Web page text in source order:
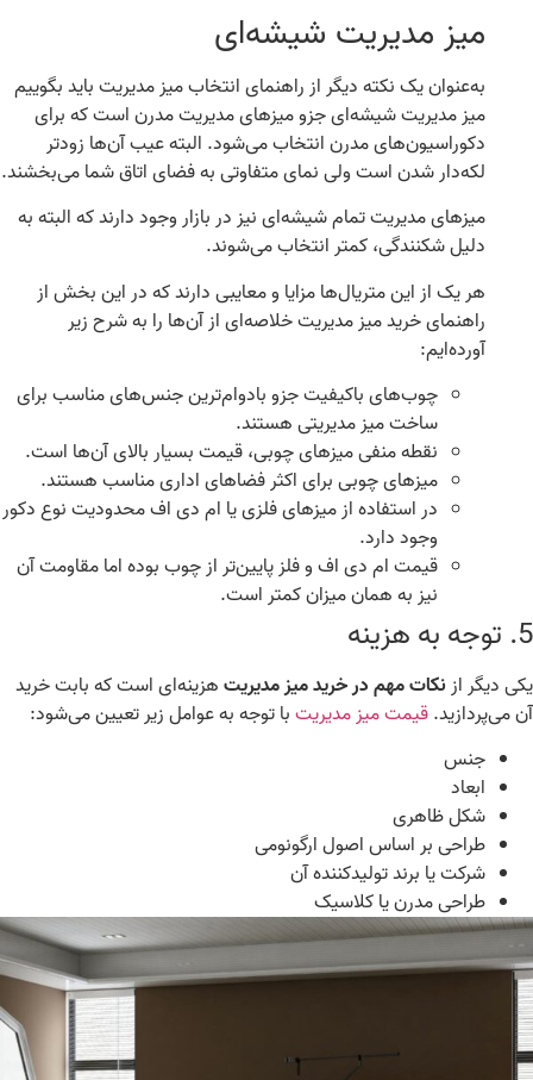
میز مدیریت شیشه‌ای
به‌عنوان یک نکته دیگر از راهنمای انتخاب میز مدیریت باید بگوییم
میز مدیریت شیشه‌ای جزو میزهای مدیریت مدرن است که برای
دکوراسیون‌های مدرن انتخاب می‌شود.البته عیب آن‌ها زودتر
لکه‌دار شدن است ولی نمای متفاوتی به فضای اتاق شما می‌بخشند.
میزهای مدیریت تمام شیشه‌ای نیز در بازار وجود دارند که البته به
دلیل شکنندگی، کمتر انتخاب می‌شوند.
هر یک از این متریال‌ها مزایا و معایبی دارند که در این بخش از
راهنمای خرید میز مدیریت خلاصه‌ای از آن‌ها را به شرح زیر
آورده‌ایم:
چوب‌های باکیفیت جزو بادوامترین جنس‌های مناسب برای
ساخت میز مدیریتی هستند.
نقطه منفی میزهای چوبی، قیمت بسیار بالای آن‌ها است.
میزهای چوبی برای اکثر فضاهای اداری مناسب هستند.
در استفاده از میزهای فلزی یا ام دی اف محدودیت نوع دکور
وجود دارد.
قیمت ام دی اف و فلز پایین‌تر از چوب بوده اما مقاومت آن
نیز به‌ همان میزان کمتر است.
توجه به هزینه
دیگر ازنکات مهم در خرید میز مدیریتهزینه‌ای است که بابت خرید
می‌پردازید.قیمت میز مدیریتبا توجه به عوامل زیر تعیین می‌شود:
جنس
ابعاد
شکل ظاهری
طراحی بر اساس اصول ارگونومی
شرکت یا برند تولیدکننده آن
طراحی مدرن یا کلاسیک